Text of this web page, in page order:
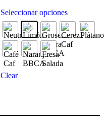
Seleccionar opciones
Clear